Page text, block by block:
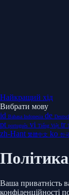
Найкращий хід
Вибрати мову
id Bahasa Indonesia de
pt português vi Tiếng Việt tr
zh-Hant 繁體中文 ko 한
Ваша приватність
конфіденційності